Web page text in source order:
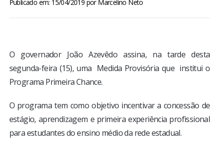
BRASIL
ESPORTES
ENQUETE
Publicado em: 15/04/2019 porMarcelino Neto
O governador João Azevêdo assina, na tarde desta
segunda-feira (15), uma Medida Provisória que institui o
Programa Primeira Chance.
O programa tem como objetivo incentivar a concessão de
estágio, aprendizagem e primeira experiência profissional
para estudantes do ensino médio da rede estadual.